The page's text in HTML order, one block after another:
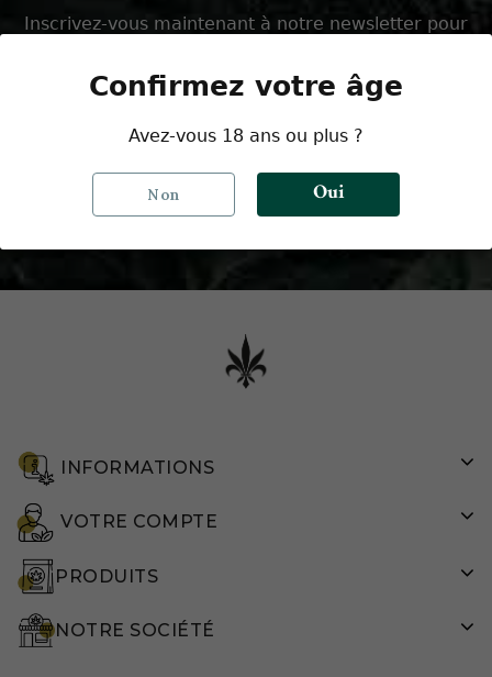
Inscrivez-vous maintenant à notre newsletter pour
J'accepte lesconditions généraleset lapolitique
de confidentialité
INFORMATIONS
VOTRE COMPTE
PRODUITS
NOTRE SOCIÉTÉ
Confirmez votre âge
Avez-vous 18 ans ou plus ?
Non Oui